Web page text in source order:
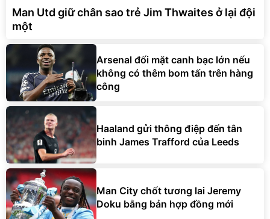
Man Utd giữ chân sao trẻ Jim Thwaites ở lại đội
một
Arsenal đối mặt canh bạc lớn nếu
không có thêm bom tấn trên hàng
công
Haaland gửi thông điệp đến tân
binh James Trafford của Leeds
Man City chốt tương lai Jeremy
Doku bằng bản hợp đồng mới